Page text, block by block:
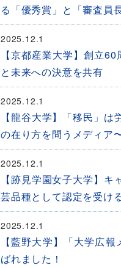
る「優秀賞」と「審査員
2025.12.1
【京都産業大学】創立
と未来への決意を共有
2025.12.1
【龍谷大学】「移民」
の在り方を問うメディア
2025.12.1
【跡見学園女子大学】
芸品種として認定を受け
2025.12.1
【藍野大学】「大学広
ばれました！